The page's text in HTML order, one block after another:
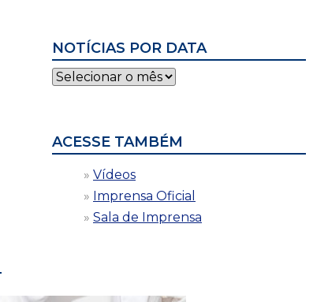
NOTÍCIAS POR DATA
Notícias
por
ACESSE TAMBÉM
Vídeos
Imprensa Oficial
Sala de Imprensa